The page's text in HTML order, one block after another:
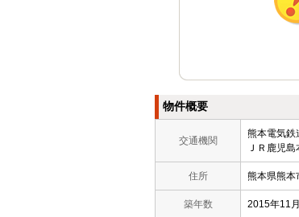
物件概要
交通機関
熊本電気
ＪＲ鹿児
住所 熊本県熊本
築年数 2015年11月